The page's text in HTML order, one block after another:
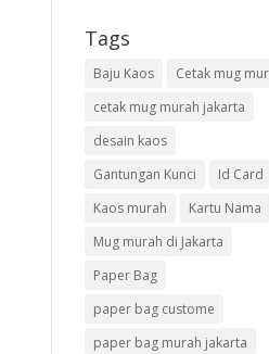
Tags
Baju Kaos
Cetak mug
cetak mug murah jakarta
desain kaos
Gantungan Kunci
Id Card
Kaos murah
Kartu Nama
Mug murah di Jakarta
Paper Bag
paper bag custome
paper bag murah jakarta